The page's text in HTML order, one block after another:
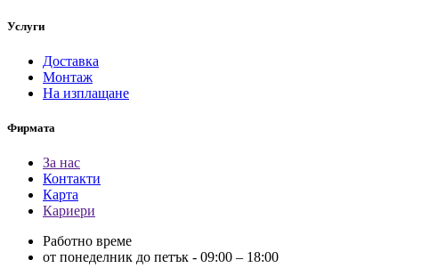
Услуги
Доставка
Монтаж
На изплащане
Фирмата
За нас
Контакти
Карта
Кариери
Работно време
от понеделник до петък - 09:00 – 18:00